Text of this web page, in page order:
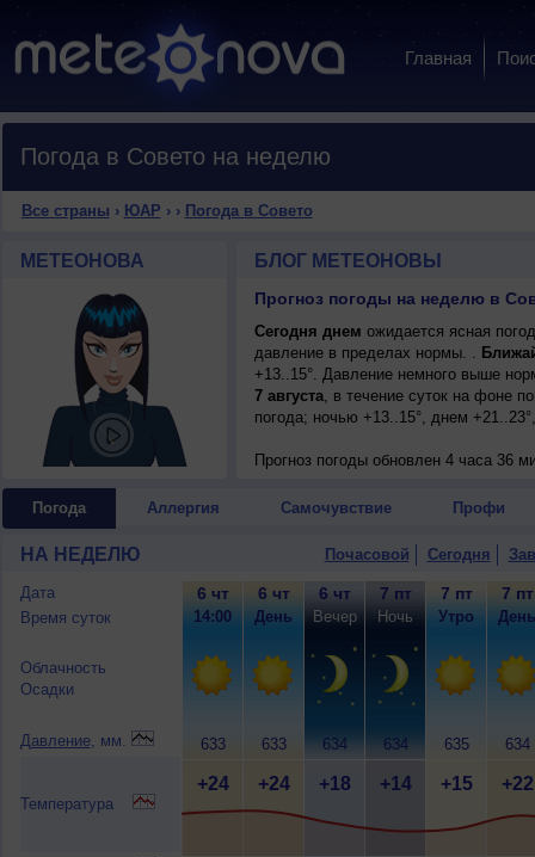
Главная
Погода в Совето на неделю
Все страны › ЮАР › › Погода в Совето
МЕТЕОНОВА БЛОГ МЕТЕОНОВЫ
Прогноз погоды на неделю в
Сегодня днем ожидается ясная
давление в пределах нормы. .
+13..15°. Давление немного выше
7 августа, в течение суток на фоне
погода; ночью +13..15°, днем
Прогноз погоды обновлен 4 часа 36
Погода Аллергия Самочувствие Профи
НА НЕДЕЛЮ Почасовой Сегодня
Дата
Время суток
Облачность
Осадки
Давление, мм.
Температура
6 чт
14:00
633
+24
6 чт
День
633
+24
6 чт
Вечер
634
+18
7 пт
Ночь
634
+14
7 пт
Утро
635
+15
7 пт
День
634
+22